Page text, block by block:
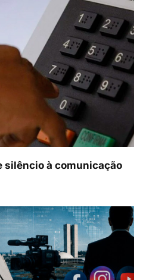
silêncio à comunicação